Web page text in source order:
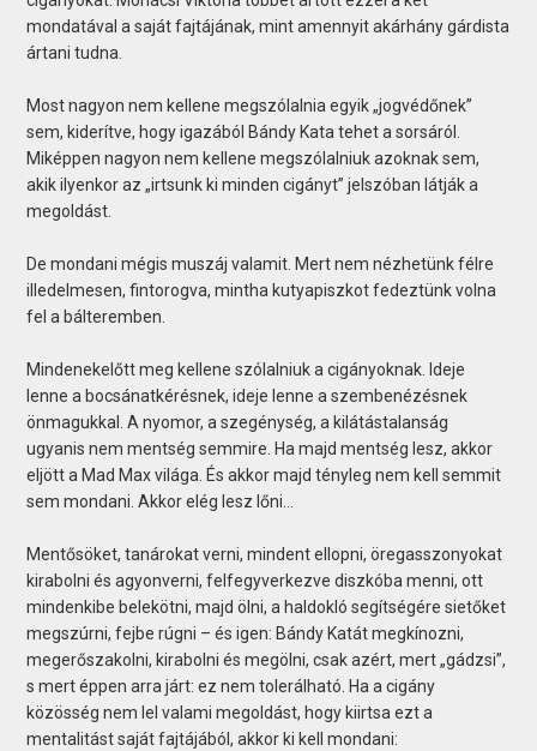
mondatával a saját fajtájának, mint amennyit akárhány gárdista
ártani tudna.
Most nagyon nem kellene megszólalnia egyik „jogvédőnek”
sem, kiderítve, hogy igazából Bándy Kata tehet a sorsáról.
Miképpen nagyon nem kellene megszólalniuk azoknak sem,
akik ilyenkor az „irtsunk ki minden cigányt” jelszóban látják a
megoldást.
De mondani mégis muszáj valamit. Mert nem nézhetünk félre
illedelmesen, fintorogva, mintha kutyapiszkot fedeztünk volna
fel a bálteremben.
Mindenekelőtt meg kellene szólalniuk a cigányoknak. Ideje
lenne a bocsánatkérésnek, ideje lenne a szembenézésnek
önmagukkal. A nyomor, a szegénység, a kilátástalanság
ugyanis nem mentség semmire. Ha majd mentség lesz, akkor
eljött a Mad Max világa. És akkor majd tényleg nem kell semmit
sem mondani. Akkor elég lesz lőni…
Mentősöket, tanárokat verni, mindent ellopni, öregasszonyokat
kirabolni és agyonverni, felfegyverkezve diszkóba menni, ott
mindenkibe belekötni, majd ölni, a haldokló segítségére sietőket
megszúrni, fejbe rúgni – és igen: Bándy Katát megkínozni,
megerőszakolni, kirabolni és megölni, csak azért, mert „gádzsi”,
s mert éppen arra járt: ez nem tolerálható. Ha a cigány
közösség nem lel valami megoldást, hogy kiirtsa ezt a
mentalitást saját fajtájából, akkor ki kell mondani: